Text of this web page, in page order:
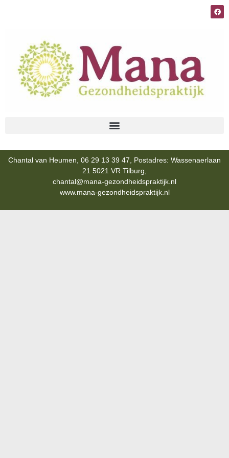
Chantal van Heumen, 06 29 13 39 47, Postadres: Wassenaerlaan
21 5021 VR Tilburg,
chantal@mana-gezondheidspraktijk.nl
www.mana-gezondheidspraktijk.nl